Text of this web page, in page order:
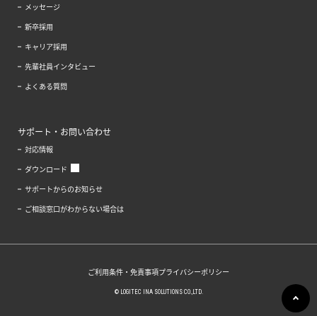
メッセージ
新卒採用
キャリア採用
先輩社員インタビュー
よくある質問
サポート・お問い合わせ
対応情報
ダウンロード
サポートからのお知らせ
ご相談窓口がわからない場合は
ご利用条件・免責事項プライバシーポリシー
© LOGITEC INA SOLUTIONS CO.,LTD.